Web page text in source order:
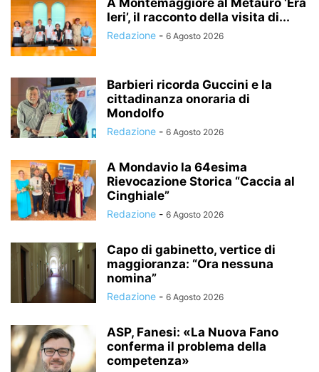
A Montemaggiore al Metauro ‘Era
Ieri’, il racconto della visita di...
Redazione - 6 Agosto 2026
Barbieri ricorda Guccini e la
cittadinanza onoraria di
Mondolfo
Redazione - 6 Agosto 2026
A Mondavio la 64esima
Rievocazione Storica “Caccia al
Cinghiale”
Redazione - 6 Agosto 2026
Capo di gabinetto, vertice di
maggioranza: “Ora nessuna
nomina”
Redazione - 6 Agosto 2026
ASP, Fanesi: «La Nuova Fano
conferma il problema della
competenza»